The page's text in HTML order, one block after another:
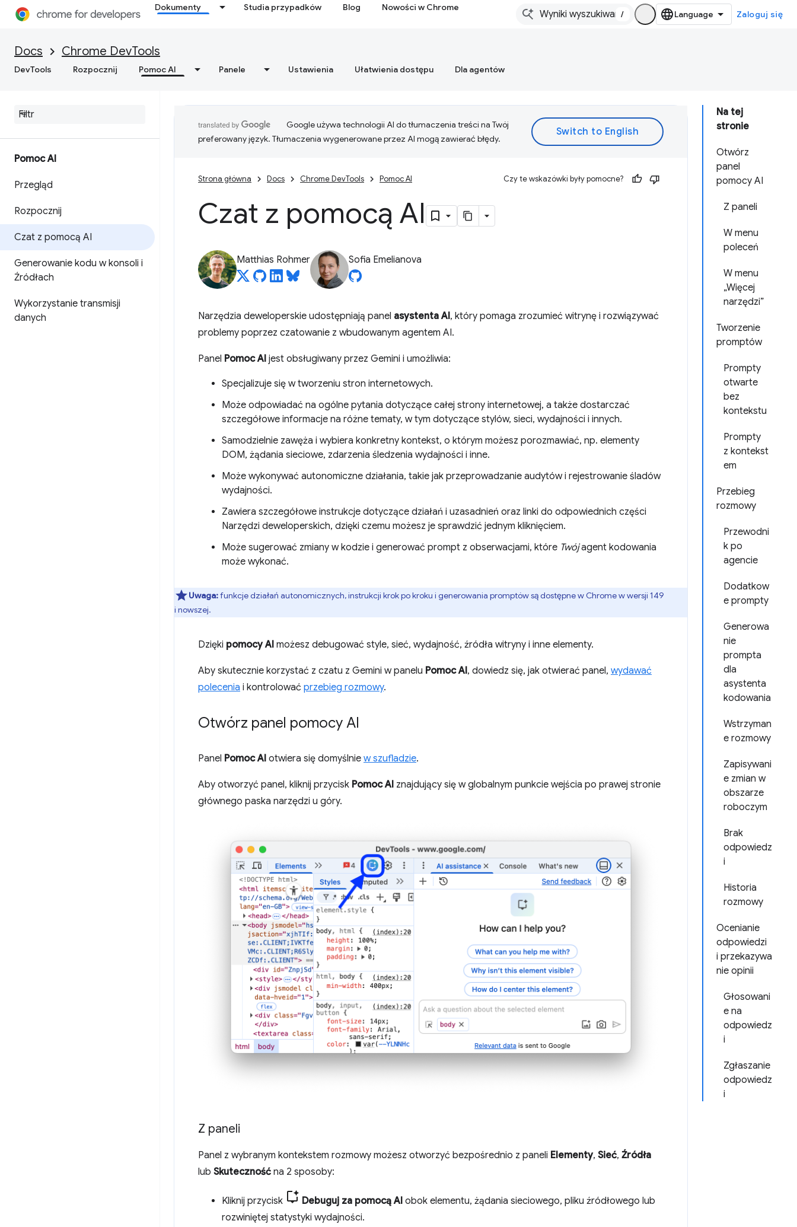
Dokumenty Studia przypadków Blog Nowości w Chrome
/ Zaloguj się
Docs Chrome DevTools
DevTools Rozpocznij Pomoc AI Panele Ustawienia Ułatwienia dostępu Dla agentów
Pomoc AI
Przegląd
Rozpocznij
Czat z pomocą AI
Generowanie kodu w konsoli i
Źródłach
Wykorzystanie transmisji
danych
Na tej
stronie
Otwórz
panel
pomocy AI
Z paneli
W menu
poleceń
W menu
„Więcej
narzędzi”
Tworzenie
promptów
Prompty
otwarte
bez
kontekstu
Prompty
z kontekst
em
Przebieg
rozmowy
Przewodni
k po
agencie
Dodatkow
e prompty
Generowa
nie
prompta
dla
asystenta
kodowania
Wstrzyman
e rozmowy
Zapisywani
e zmian w
obszarze
roboczym
Brak
odpowiedz
i
Historia
rozmowy
Ocenianie
odpowiedzi
i przekazywa
nie opinii
Głosowani
e na
odpowiedz
i
Zgłaszanie
odpowiedz
i
Google używa technologii AI do tłumaczenia treści na Twój
preferowany język. Tłumaczenia wygenerowane przez AI mogą zawierać błędy.
Strona główna Docs Chrome DevTools Pomoc AI Czy te wskazówki były pomocne?
Czat z pomocą AI
Matthias Rohmer Sofia Emelianova
Narzędzia deweloperskie udostępniają panel asystenta AI, który pomaga zrozumieć witrynę i rozwiązywać
problemy poprzez czatowanie z wbudowanym agentem AI.
Panel Pomoc AI jest obsługiwany przez Gemini i umożliwia:
Specjalizuje się w tworzeniu stron internetowych.
Może odpowiadać na ogólne pytania dotyczące całej strony internetowej, a także dostarczać
szczegółowe informacje na różne tematy, w tym dotyczące stylów, sieci, wydajności i innych.
Samodzielnie zawęża i wybiera konkretny kontekst, o którym możesz porozmawiać, np. elementy
DOM, żądania sieciowe, zdarzenia śledzenia wydajności i inne.
Może wykonywać autonomiczne działania, takie jak przeprowadzanie audytów i rejestrowanie śladów
wydajności.
Zawiera szczegółowe instrukcje dotyczące działań i uzasadnień oraz linki do odpowiednich części
Narzędzi deweloperskich, dzięki czemu możesz je sprawdzić jednym kliknięciem.
Może sugerować zmiany w kodzie i generować prompt z obserwacjami, które Twójagent kodowania
może wykonać.
Uwaga:funkcje działań autonomicznych, instrukcji krok po kroku i generowania promptów są dostępne w Chrome w wersji 149
i nowszej.
Dzięki pomocy AI możesz debugować style, sieć, wydajność, źródła witryny i inne elementy.
Aby skutecznie korzystać z czatu z Gemini w panelu Pomoc AI, dowiedz się, jak otwierać panel, wydawać
polecenia i kontrolować przebieg rozmowy.
Otwórz panel pomocy AI
Panel Pomoc AI otwiera się domyślnie w szufladzie.
Aby otworzyć panel, kliknij przycisk Pomoc AI znajdujący się w globalnym punkcie wejścia po prawej stronie
głównego paska narzędzi u góry.
Z paneli
Panel z wybranym kontekstem rozmowy możesz otworzyć bezpośrednio z paneli Elementy, Sieć, Źródła
lub Skuteczność na 2 sposoby:
Kliknij przycisk Debuguj za pomocą AI obok elementu, żądania sieciowego, pliku źródłowego lub
rozwiniętej statystyki wydajności.